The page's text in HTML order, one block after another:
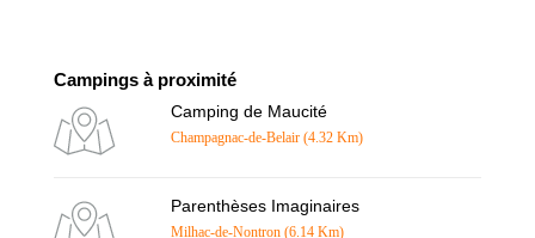
Campings à proximité
Camping de Maucité
Champagnac-de-Belair (4.32 Km)
Parenthèses Imaginaires
Milhac-de-Nontron (6.14 Km)